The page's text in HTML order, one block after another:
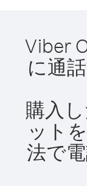
Viber
に通
購入
ット
法で